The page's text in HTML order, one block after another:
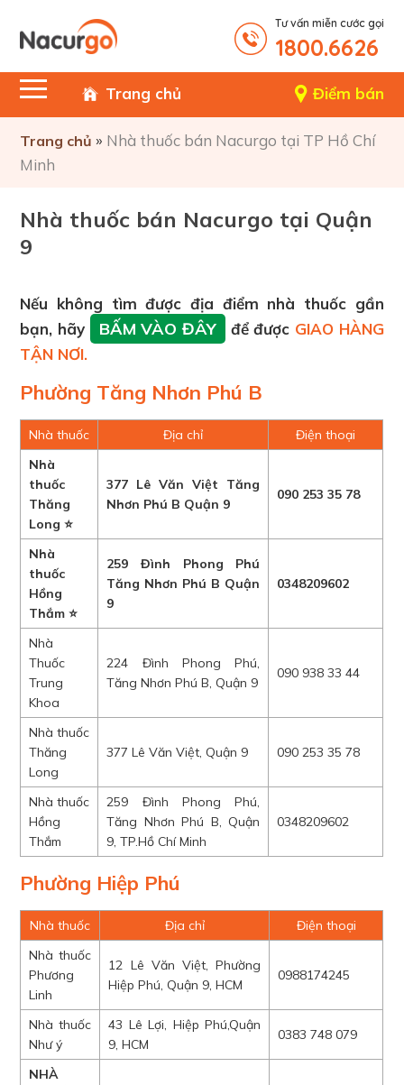
Tư vấn miễn cước gọi
1800.6626
Trang chủ Điểm bán
Trang chủ » Nhà thuốc bán Nacurgo tại TP Hồ Chí
Minh
Nhà thuốc bán Nacurgo tại Quận
9
Nếu không tìm được địa điểm nhà thuốc gần
bạn, hãy
BẤM VÀO ĐÂY để được GIAO HÀNG
TẬN NƠI.
Phường Tăng Nhơn Phú B
Nhà thuốc Địa chỉ
Điện thoại
Nhà
thuốc
Thăng
Long ⭐
377 Lê Văn Việt Tăng
Nhơn Phú B Quận 9
090 253 35 78
Nhà
thuốc
Hồng
Thắm ⭐
259 Đình Phong Phú
Tăng Nhơn Phú B Quận
9
0348209602
Nhà
Thuốc
Trung
Khoa
224 Đình Phong Phú,
Tăng Nhơn Phú B, Quận 9
090 938 33 44
Nhà thuốc
Thăng
Long
377 Lê Văn Việt, Quận 9 090 253 35 78
Nhà thuốc
Hồng
Thắm
259 Đình Phong Phú,
Tăng Nhơn Phú B, Quận
9, TP.Hồ Chí Minh
0348209602
Phường Hiệp Phú
Nhà thuốc Địa chỉ
Điện thoại
Nhà thuốc
Phương
Linh
12 Lê Văn Việt, Phường
Hiệp Phú, Quận 9, HCM
0988174245
Nhà thuốc
Như ý
43 Lê Lợi, Hiệp Phú,Quận
9, HCM
0383 748 079
NHÀ